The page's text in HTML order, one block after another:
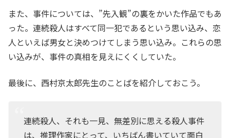
また、事件については、”先入観”の裏をかいた作品でもあ
った。連続殺人はすべて同一犯であるという思い込み、恋
人といえば男女と決めつけてしまう思い込み。これらの思
い込みが、事件の真相を見えにくくしていた。
最後に、西村京太郎先生のことばを紹介しておこう。
連続殺人、それも一見、無差別に思える殺人事件
は、推理作家にとって、いちばん書いていて面白